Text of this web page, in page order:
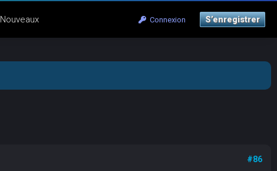
Connexion S’enregistrer
Nouveaux
#86